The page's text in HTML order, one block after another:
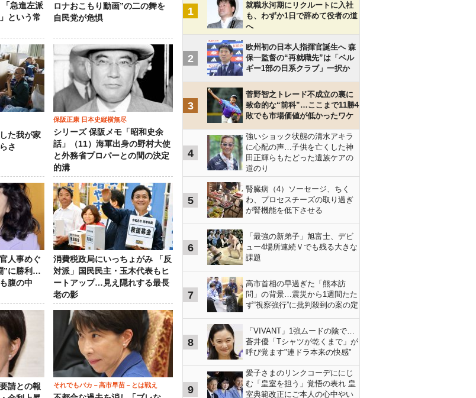
急進左派
という常
ロナおこもり動画”の二の舞を
自民党が危惧
た我が家
さ
保阪正康 日本史縦横無尽
シリーズ 保阪メモ「昭和史余
話」（11）海軍出身の野村大使
と外務省プロパーとの間の決定
的溝
人事めぐ
”に勝利…
腹の中
消費税政局にいっちょがみ 「反
対派」国民民主・玉木代表もヒ
ートアップ…見え隠れする最長
老の影
請との報
それでもバカ－高市早苗－とは戦え
1
就職氷河期にリクルートに入社
も、わずか1日で辞めて役者の道
へ
2
欧州初の日本人指揮官誕生へ 森
保一監督の“再就職先”は「ベル
ギー1部の日系クラブ」一択か
3
菅野智之トレード不成立の裏に
致命的な“前科”…ここまで11勝4
敗でも市場価値が低かったワケ
4
強いショック状態の清水アキラ
に心配の声…子供を亡くした神
田正輝らもたどった遺族ケアの
道のり
5
腎臓病（4）ソーセージ、ちく
わ、プロセスチーズの取り過ぎ
が腎機能を低下させる
6
「最強の新弟子」旭富士、デビ
ュー4場所連続Ｖでも残る大きな
課題
7
高市首相の早過ぎた「熊本訪
問」の背景…震災から1週間たた
ず“視察強行”に批判殺到の案の定
8
「VIVANT」1強ムードの陰で…
蒼井優「Tシャツが乾くまで」が
呼び覚ます"連ドラ本来の快感"
9
愛子さまのリンクコーデににじ
む「皇室を担う」覚悟の表れ 皇
室典範改正にご本人の心中やい